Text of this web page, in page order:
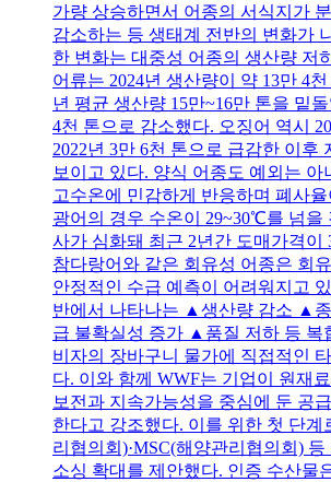
가량 상승하면서 어종의 서식지가
감소하는 등 생태계 전반의 변화가
한 변화는 대중성 어종의 생산량 저
어류는 2024년 생산량이 약 13만 4
년 평균 생산량 15만~16만 톤을 밑
4천 톤으로 감소했다. 오징어 역시
2022년 3만 6천 톤으로 급감한 이후
보이고 있다. 양식 어종도 예외는 아
고수온에 민감하게 반응하며 폐사
광어의 경우 수온이 29~30℃를 넘을
사가 심화돼 최근 2년간 도매가격이
참다랑어와 같은 회유성 어종은 회
안정적인 수급 예측이 어려워지고
반에서 나타나는 ▲생산량 감소 ▲
급 불확실성 증가 ▲품질 저하 등 복
비자의 장바구니 물가에 직접적인
다. 이와 함께 WWF는 기업이 원재
보전과 지속가능성을 중심에 둔 공
한다고 강조했다. 이를 위한 첫 단계
리협의회)·MSC(해양관리협의회)
소싱 확대를 제안했다. 인증 수산물